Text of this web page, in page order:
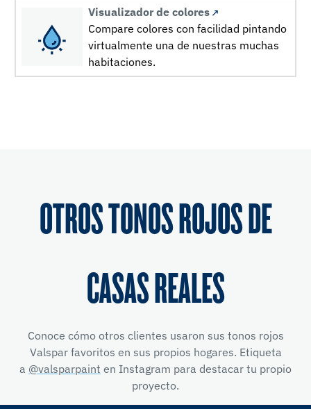
Visualizador de colores
Compare colores con facilidad pintando
virtualmente una de nuestras muchas
habitaciones.
OTROS TONOS ROJOS DE
CASAS REALES
Conoce cómo otros clientes usaron sus tonos rojos
Valspar favoritos en sus propios hogares. Etiqueta
a @valsparpaint en Instagram para destacar tu propio
proyecto.